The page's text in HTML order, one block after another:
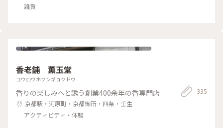
雑貨
香老舗 薫玉堂
コウロウホクンギョクドウ
香りの楽しみへと誘う創業400余年の香専門店
京都駅・河原町・京都御所・四条・壬生
アクティビティ・体験
335